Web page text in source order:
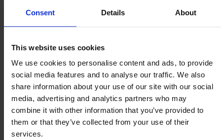
Consent Details About
This website uses cookies
We use cookies to personalise content and ads, to provide
social media features and to analyse our traffic. We also
share information about your use of our site with our social
media, advertising and analytics partners who may
combine it with other information that you’ve provided to
them or that they’ve collected from your use of their
services.
Propriétés électriques
Product details